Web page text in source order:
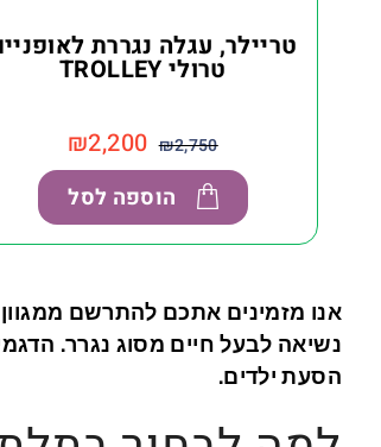
טריילר, עגלה נגררת
טרולי TROLLEY
₪2,750
₪2,200
הוספה לסל
אנו מזמינים אתכם להתרשם
נשיאה לבעל חיים מסוג נגרר.
הסעת ילדים.